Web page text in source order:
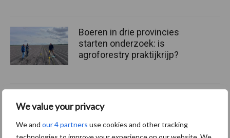
We value your privacy
We and our 4 partners use cookies and other tracking
Boeren in drie provincies
starten onderzoek: is
agroforestry praktijkrijp?
praktijkperceel versterkt
kennis over teelt in
Vlaanderen